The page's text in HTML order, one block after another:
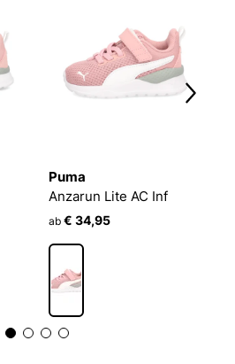
Puma
Anzarun Lite AC Inf
ab € 34,95